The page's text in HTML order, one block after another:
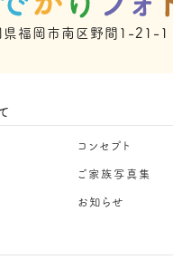
県福岡市南区野間1-21-1
コンセプト
ご家族写真集
お知らせ